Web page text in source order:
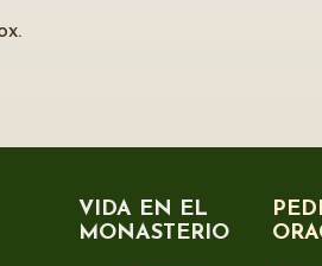
VIDA EN EL
MONASTERIO